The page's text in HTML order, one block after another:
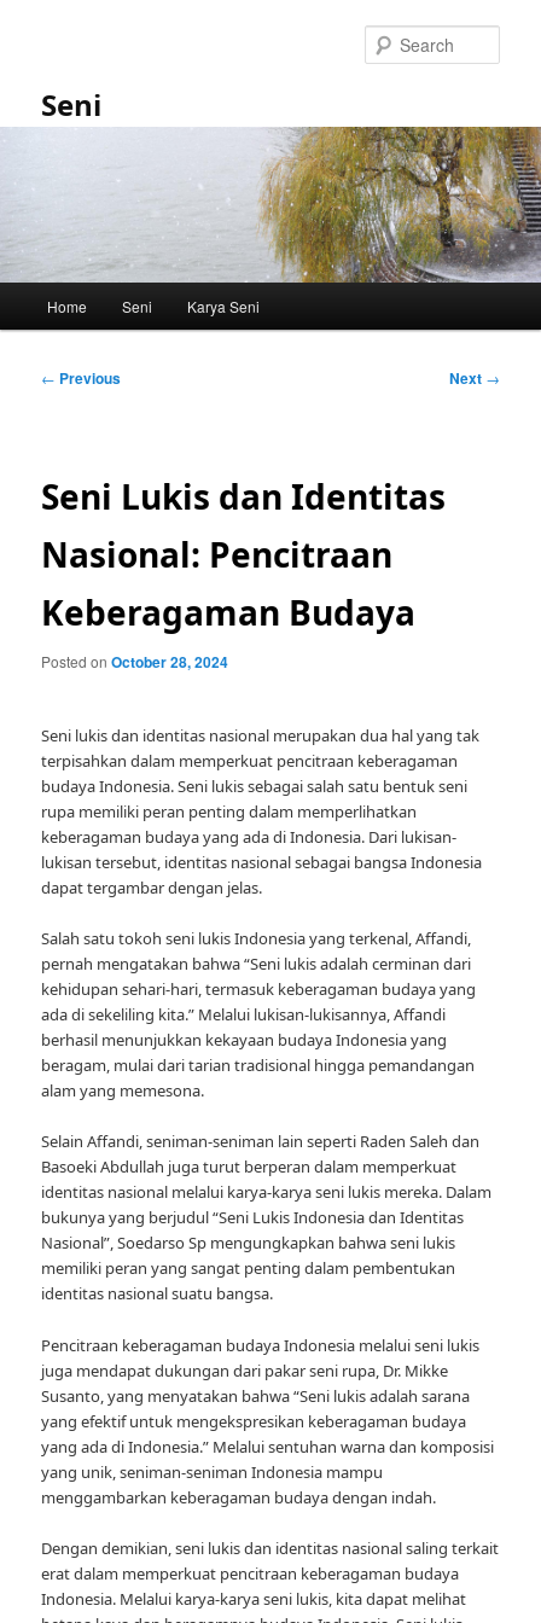
Seni
Home Seni Karya Seni
Post
← Previous Next →
Seni Lukis dan Identitas
Nasional: Pencitraan
Keberagaman Budaya
Posted onOctober 28, 2024
Seni lukis dan identitas nasional merupakan dua hal yang tak
terpisahkan dalam memperkuat pencitraan keberagaman
budaya Indonesia. Seni lukis sebagai salah satu bentuk seni
rupa memiliki peran penting dalam memperlihatkan
keberagaman budaya yang ada di Indonesia. Dari lukisan-
lukisan tersebut, identitas nasional sebagai bangsa Indonesia
dapat tergambar dengan jelas.
Salah satu tokoh seni lukis Indonesia yang terkenal, Affandi,
pernah mengatakan bahwa “Seni lukis adalah cerminan dari
kehidupan sehari-hari, termasuk keberagaman budaya yang
ada di sekeliling kita.” Melalui lukisan-lukisannya, Affandi
berhasil menunjukkan kekayaan budaya Indonesia yang
beragam, mulai dari tarian tradisional hingga pemandangan
alam yang memesona.
Selain Affandi, seniman-seniman lain seperti Raden Saleh dan
Basoeki Abdullah juga turut berperan dalam memperkuat
identitas nasional melalui karya-karya seni lukis mereka. Dalam
bukunya yang berjudul “Seni Lukis Indonesia dan Identitas
Nasional”, Soedarso Sp mengungkapkan bahwa seni lukis
memiliki peran yang sangat penting dalam pembentukan
identitas nasional suatu bangsa.
Pencitraan keberagaman budaya Indonesia melalui seni lukis
juga mendapat dukungan dari pakar seni rupa, Dr. Mikke
Susanto, yang menyatakan bahwa “Seni lukis adalah sarana
yang efektif untuk mengekspresikan keberagaman budaya
yang ada di Indonesia.” Melalui sentuhan warna dan komposisi
yang unik, seniman-seniman Indonesia mampu
menggambarkan keberagaman budaya dengan indah.
Dengan demikian, seni lukis dan identitas nasional saling terkait
erat dalam memperkuat pencitraan keberagaman budaya
Indonesia. Melalui karya-karya seni lukis, kita dapat melihat